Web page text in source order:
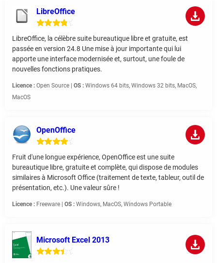
LibreOffice
LibreOffice, la célèbre suite bureautique libre et gratuite, est
passée en version 24.8 Une mise à jour importante qui lui
apporte une interface modernisée et, surtout, une foule de
nouvelles fonctions pratiques.
Licence : Open Source | OS : Windows 64 bits, Windows 32 bits, MacOS,
MacOS
OpenOffice
Fruit d'une longue expérience, OpenOffice est une suite
bureautique libre, gratuite et complète, qui dispose de modules
similaires à Microsoft Office (traitement de texte, tableur, outil de
présentation, etc.). Une valeur sûre !
Licence : Freeware | OS : Windows, MacOS, Windows Portable
Microsoft Excel 2013